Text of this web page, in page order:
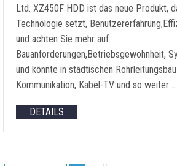
Ltd. XZ450F HDD ist das neue Produkt,
Technologie setzt,
und achten Sie mehr auf
Bauanforderungen,Betriebsgewohnheit,
und könnte in städtischen
Kommunikation, Kabel-TV und so weiter …
DETAILS